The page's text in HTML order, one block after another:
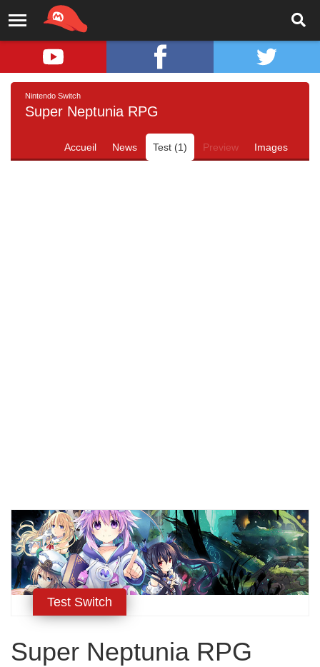
Nintendo Switch
Super Neptunia RPG
Accueil News Test (1) Preview Images
Test Switch
Super Neptunia RPG